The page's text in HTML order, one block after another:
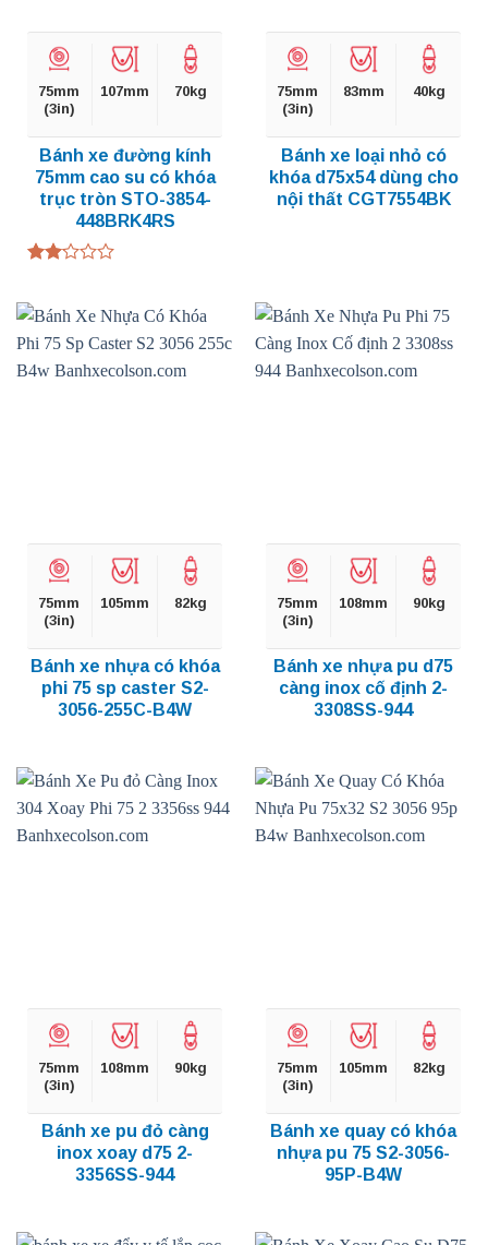
75mm
(3in)
107mm 70kg
Bánh xe đường kính
75mm cao su có khóa
trục tròn STO-3854-
448BRK4RS
hạng
5
sao
75mm
(3in)
83mm 40kg
Bánh xe loại nhỏ có
khóa d75x54 dùng cho
nội thất CGT7554BK
75mm
(3in)
105mm 82kg
Bánh xe nhựa có khóa
phi 75 sp caster S2-
3056-255C-B4W
75mm
(3in)
108mm 90kg
Bánh xe nhựa pu d75
càng inox cố định 2-
3308SS-944
75mm
(3in)
108mm 90kg
Bánh xe pu đỏ càng
inox xoay d75 2-
3356SS-944
75mm
(3in)
105mm 82kg
Bánh xe quay có khóa
nhựa pu 75 S2-3056-
95P-B4W